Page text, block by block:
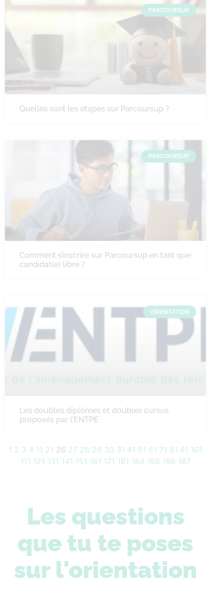
PARCOURSUP
Quelles sont les étapes sur Parcoursup ?
PARCOURSUP
Comment s’inscrire sur Parcoursup en tant que
candidat(e) libre ?
ORIENTATION
Les doubles diplômes et doubles cursus
proposés par l’ENTPE
1 2 3 4 11 21 26 27 28 29 30 31 41 51 61 71 81 91 101
111 121 131 141 151 161 171 181 184 185 186 187
Les questions
que tu te poses
sur l'orientation